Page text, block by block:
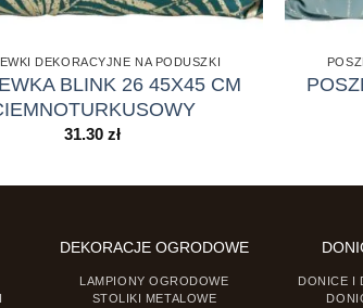
DEKORACYJNE NA PODUSZKI
BLINK 26 45X45 CM
31.30zł
DEKORACJE OGRODOWE
LAMPIONY OGRODOWE
STOLIKI METALOWE
DONICE I